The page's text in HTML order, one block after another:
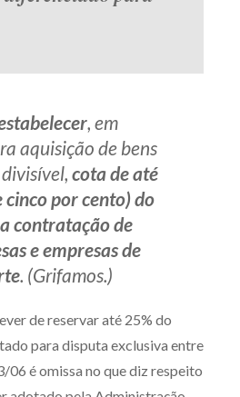
(41) 98881-6616
, em
aquisição de bens
cota de até
cinco por cento) do
contratação de
e empresas de
. (Grifamos.)
de reservar até 25% do
para disputa exclusiva entre
06 é omissa no que diz respeito